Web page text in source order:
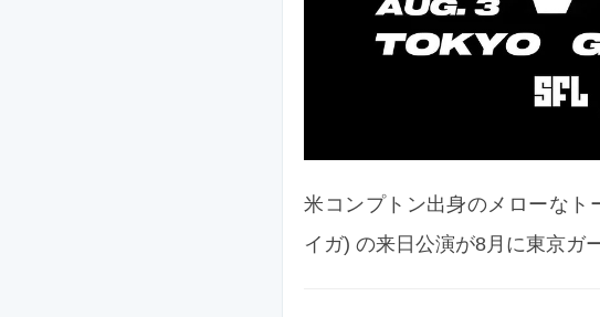
米コンプトン出身のメローなト
イガ) の来日公演が8月に東京ガ